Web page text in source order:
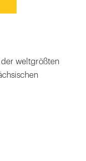
weltgrößten